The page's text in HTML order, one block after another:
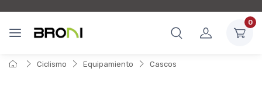
0
Ciclismo Equipamiento Cascos